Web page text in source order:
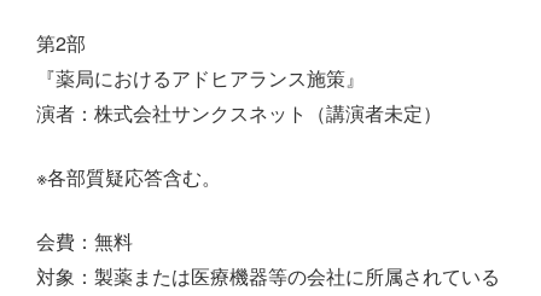
第2部
『薬局におけるアドヒアランス施策』
演者：株式会社サンクスネット（講演者未定）
※各部質疑応答含む。
会費：無料
対象：製薬または医療機器等の会社に所属されている